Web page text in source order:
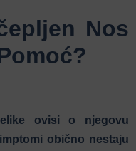
Nos
ovisi o njegovu
obično nestaju